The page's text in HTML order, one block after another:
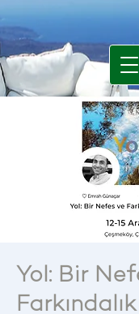
Yol: Bir